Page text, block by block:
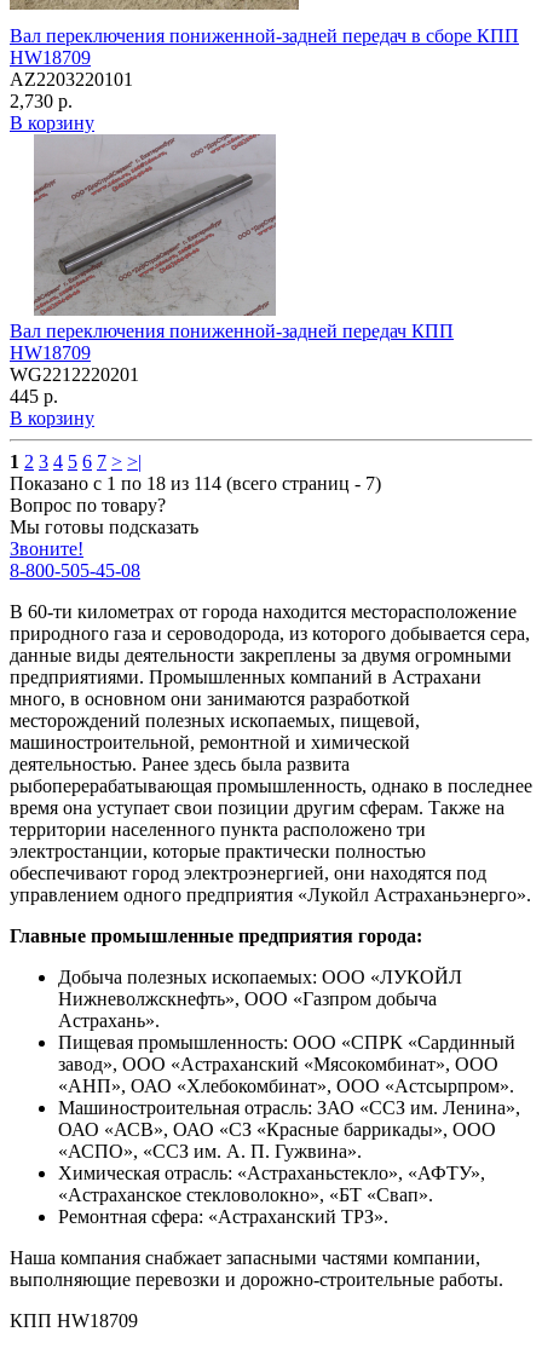
Вал переключения пониженной-задней передач в сборе КПП
HW18709
AZ2203220101
2,730 р.
В корзину
Вал переключения пониженной-задней передач КПП
HW18709
WG2212220201
445 р.
В корзину
1 2 3 4 5 6 7 > >|
Показано с 1 по 18 из 114 (всего страниц - 7)
Вопрос по товару?
Мы готовы подсказать
Звоните!
8-800-505-45-08
В 60-ти километрах от города находится месторасположение
природного газа и сероводорода, из которого добывается сера,
данные виды деятельности закреплены за двумя огромными
предприятиями. Промышленных компаний в Астрахани
много, в основном они занимаются разработкой
месторождений полезных ископаемых, пищевой,
машиностроительной, ремонтной и химической
деятельностью. Ранее здесь была развита
рыбоперерабатывающая промышленность, однако в последнее
время она уступает свои позиции другим сферам. Также на
территории населенного пункта расположено три
электростанции, которые практически полностью
обеспечивают город электроэнергией, они находятся под
управлением одного предприятия «Лукойл Астраханьэнерго».
Главные промышленные предприятия города:
Добыча полезных ископаемых: ООО «ЛУКОЙЛ
Нижневолжскнефть», ООО «Газпром добыча
Астрахань».
Пищевая промышленность: ООО «СПРК «Сардинный
завод», ООО «Астраханский «Мясокомбинат», ООО
«АНП», ОАО «Хлебокомбинат», ООО «Астсырпром».
Машиностроительная отрасль: ЗАО «ССЗ им. Ленина»,
ОАО «АСВ», ОАО «СЗ «Красные баррикады», ООО
«АСПО», «ССЗ им. А. П. Гужвина».
Химическая отрасль: «Астраханьстекло», «АФТУ»,
«Астраханское стекловолокно», «БТ «Свап».
Ремонтная сфера: «Астраханский ТРЗ».
Наша компания снабжает запасными частями компании,
выполняющие перевозки и дорожно-строительные работы.
КПП HW18709